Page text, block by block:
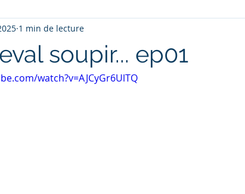
soupir... ep01
1 min de lecture
watch?v=AJCyGr6UlTQ